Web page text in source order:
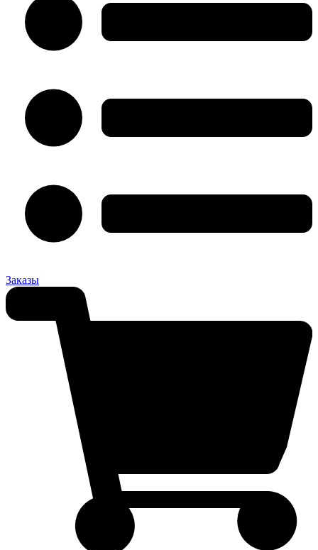
Заказы